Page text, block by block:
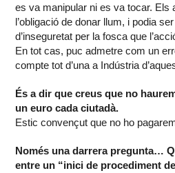
es va manipular ni es va tocar. Els
l’obligació de donar llum, i podia
d’inseguretat per la fosca que
En tot cas, puc admetre com un
compte tot d’una a Indústria
És a dir que creus que no
un euro cada ciutadà.
Estic convençut que no ho
Només una darrera pregunta…
entre un “inici de procediment